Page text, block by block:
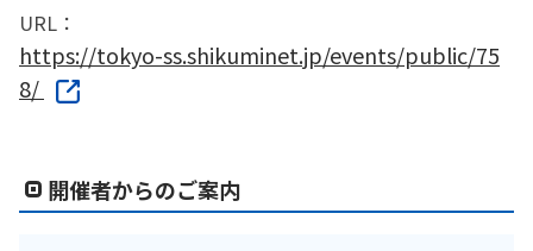
URL：
https://tokyo-ss.shikuminet.jp/events/public/75
8/
開催者からのご案内